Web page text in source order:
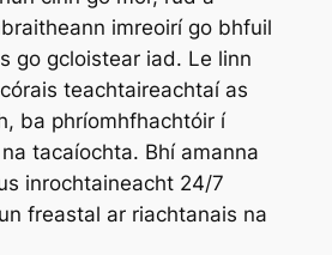
imreoirí go bhfuil
go gcloistear iad. Le linn
teachtaireachtaí as
ba phríomhfhachtóir í
tacaíochta. Bhí amanna
inrochtaineacht 24/7
freastal ar riachtanais na